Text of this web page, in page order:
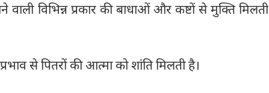
विभिन्न प्रकार की बाधाओं और कष्टों से मुक्ति मिलती
से पितरों की आत्मा को शांति मिलती है।